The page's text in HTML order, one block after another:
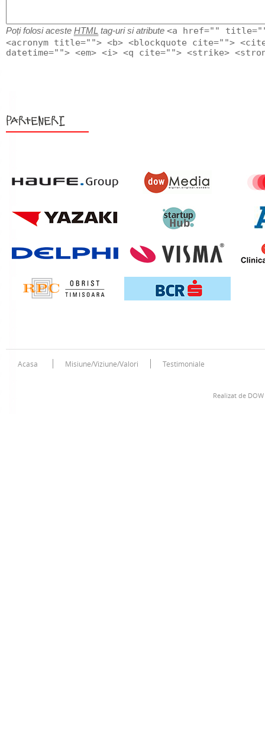
Poți folosi aceste HTML tag-uri si atribute <a href=""
<acronym title=""> <b> <blockquote cite="">
datetime=""> <em> <i> <q cite=""> <strike>
Parteneri
Acasa Misiune/Viziune/Valori Testimoniale
Realizat de